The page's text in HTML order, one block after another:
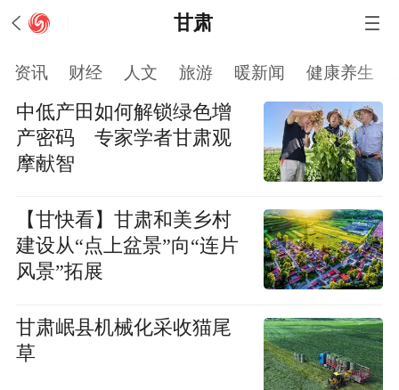
甘肃
资讯 财经 人文 旅游 暖新闻 健康养生
中低产田如何解锁绿色增
产密码 专家学者甘肃观
摩献智
【甘快看】甘肃和美乡村
建设从“点上盆景”向“连片
风景”拓展
甘肃岷县机械化采收猫尾
草